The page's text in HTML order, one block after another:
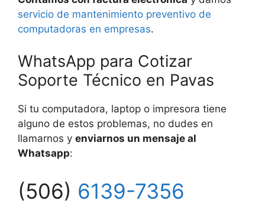
servicio de mantenimiento preventivo de
computadoras en empresas.
WhatsApp para Cotizar
Soporte Técnico en Pavas
Si tu computadora, laptop o impresora tiene
alguno de estos problemas, no dudes en
llamarnos y enviarnos un mensaje al
Whatsapp:
(506) 6139-7356